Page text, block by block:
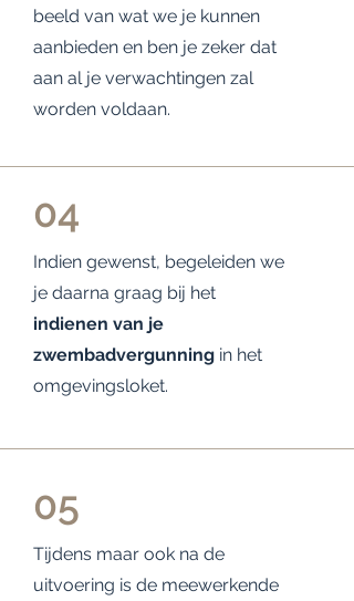
beeld van wat we je kunnen
aanbieden en ben je zeker dat
aan al je verwachtingen zal
worden voldaan.
04
Indien gewenst, begeleiden we
je daarna graag bij het
indienen van je
zwembadvergunning in het
omgevingsloket.
05
Tijdens maar ook na de
uitvoering is de meewerkende